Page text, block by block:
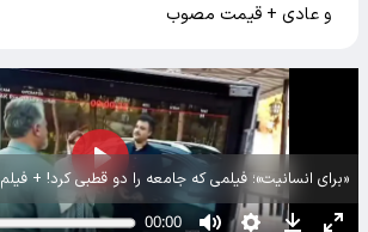
و عادی + قیمت مصوب
«برای انسانیت»؛ فیلمی که جامعه را دو قطبی کرد! + فیلم